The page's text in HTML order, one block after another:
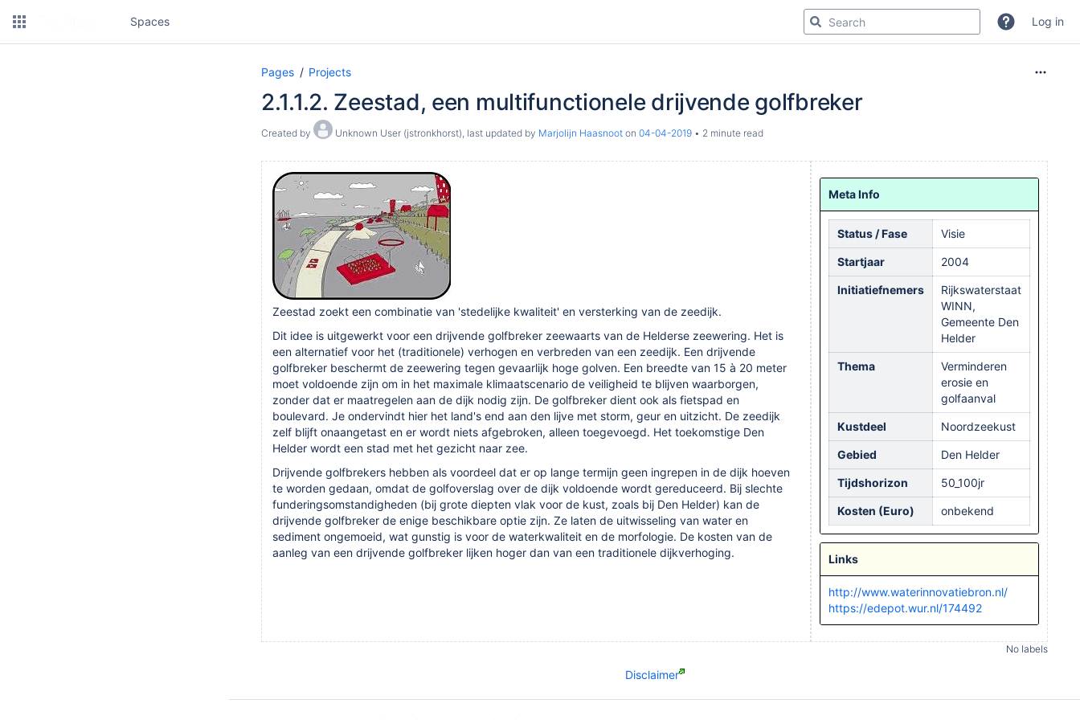
Spaces Log in
Pages Projects
2.1.1.2. Zeestad, een multifunctionele drijvende golfbreker
Created by Unknown User (jstronkhorst), last updated by Marjolijn Haasnoot on 04-04-2019 2 minute read
Zeestad zoekt een combinatie van 'stedelijke kwaliteit' en versterking van de zeedijk.
Dit idee is uitgewerkt voor een drijvende golfbreker zeewaarts van de Helderse zeewering. Het is
een alternatief voor het (traditionele) verhogen en verbreden van een zeedijk. Een drijvende
golfbreker beschermt de zeewering tegen gevaarlijk hoge golven. Een breedte van 15 à 20 meter
moet voldoende zijn om in het maximale klimaatscenario de veiligheid te blijven waarborgen,
zonder dat er maatregelen aan de dijk nodig zijn. De golfbreker dient ook als fietspad en
boulevard. Je ondervindt hier het land's end aan den lijve met storm, geur en uitzicht. De zeedijk
zelf blijft onaangetast en er wordt niets afgebroken, alleen toegevoegd. Het toekomstige Den
Helder wordt een stad met het gezicht naar zee.
Drijvende golfbrekers hebben als voordeel dat er op lange termijn geen ingrepen in de dijk hoeven
te worden gedaan, omdat de golfoverslag over de dijk voldoende wordt gereduceerd. Bij slechte
funderingsomstandigheden (bij grote diepten vlak voor de kust, zoals bij Den Helder) kan de
drijvende golfbreker de enige beschikbare optie zijn. Ze laten de uitwisseling van water en
sediment ongemoeid, wat gunstig is voor de waterkwaliteit en de morfologie. De kosten van de
aanleg van een drijvende golfbreker lijken hoger dan van een traditionele dijkverhoging.
Meta Info
Status / Fase Visie
Startjaar 2004
Initiatiefnemers
Rijkswaterstaat
WINN,
Gemeente Den
Helder
Thema
Verminderen
erosie en
golfaanval
Kustdeel Noordzeekust
Gebied Den Helder
Tijdshorizon 50_100jr
Kosten (Euro) onbekend
Links
http://www.waterinnovatiebron.nl/
https://edepot.wur.nl/174492
No labels
Disclaimer